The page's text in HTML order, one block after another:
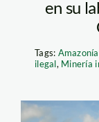
en su
Tags: Amazonía
ilegal, Minería